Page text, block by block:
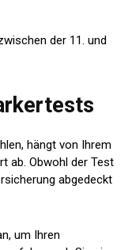
der 11. und
hängt von Ihrem
ab. Obwohl der Test
abgedeckt
um Ihren